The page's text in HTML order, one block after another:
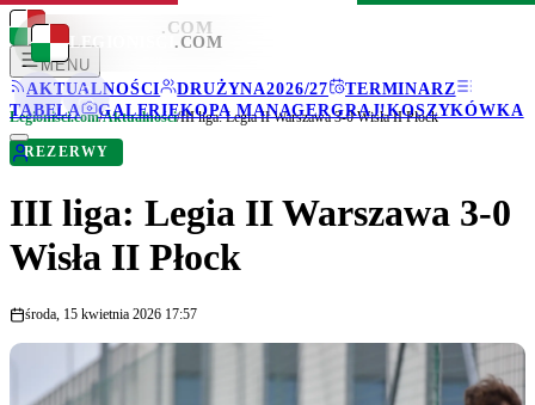
LEGIONISCI .COM
MENU
AKTUALNOŚCI
DRUŻYNA2026/27
TERMINARZ
TABELA
GALERIEKOPA MANAGERGRAJ!KOSZYKÓWKA
LEGIONISCI .COM
Legionisci.com/Aktualności/III liga: Legia II Warszawa 3-0 Wisła II Płock
REZERWY
III liga: Legia II Warszawa 3-0
Wisła II Płock
środa, 15 kwietnia 2026 17:57